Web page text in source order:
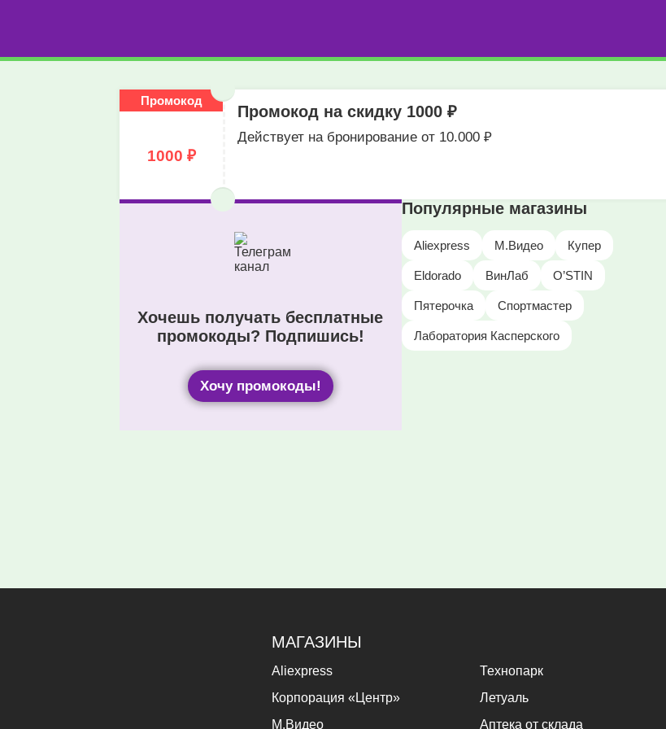
Промокод
1000 ₽
Промокод на скидку 1000 ₽
Действует на бронирование от 10.000 ₽
Хочешь получать бесплатные
промокоды? Подпишись!
Хочу промокоды!
Популярные магазины
Aliexpress М.Видео Купер
Eldorado ВинЛаб O’STIN
Пятерочка Спортмастер
Лаборатория Касперского
МАГАЗИНЫ
Aliexpress
Технопарк
Корпорация «Центр»
Летуаль
М.Видео
Аптека от склада